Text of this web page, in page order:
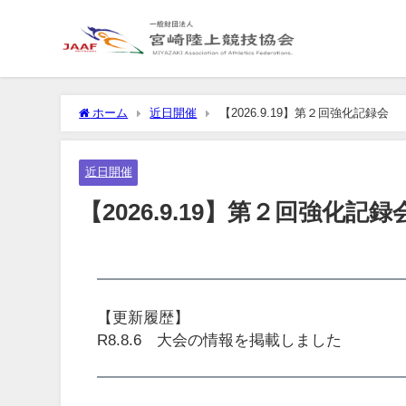
ホーム 近日開催 【2026.9.19】第２回強化記録会
近日開催
【2026.9.19】第２回強化記録
【更新履歴】
R8.8.6 大会の情報を掲載しました